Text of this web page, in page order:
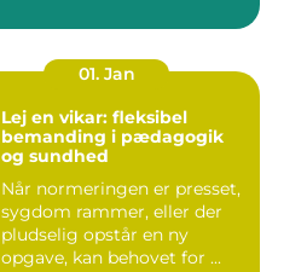
01. Jan
Lej en vikar: fleksibel
bemanding i pædagogik
og sundhed
Når normeringen er presset,
sygdom rammer, eller der
pludselig opstår en ny
opgave, kan behovet for ...